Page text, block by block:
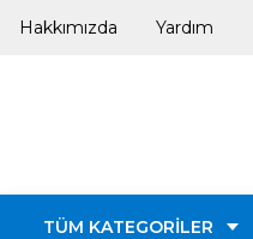
Hakkımızda Yardım
TÜM KATEGORİLER